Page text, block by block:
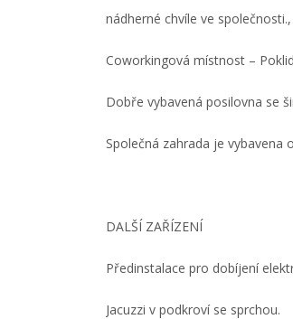
nádherné chvíle ve společnosti.,
Coworkingová místnost –
Dobře vybavená posilovna se
Společná zahrada je
DALŠÍ ZAŘÍZENÍ
Předinstalace pro dobíjení
Jacuzzi v podkroví se sprchou.